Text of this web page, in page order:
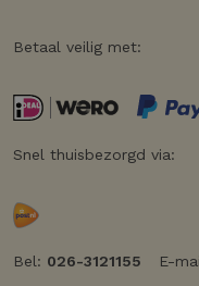
Betaal veilig met:
Snel thuisbezorgd via:
Bel: 026-3121155 E-